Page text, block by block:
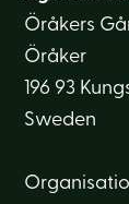
Öråkers
Öråker
196 93
Sweden